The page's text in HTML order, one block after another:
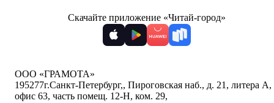
Скачайте приложение «Читай-город»
ООО «ГРАМОТА»
195277г.Санкт-Петербург,, Пироговская наб., д. 21, литера А,
офис 63, часть помещ. 12-Н, ком. 29,